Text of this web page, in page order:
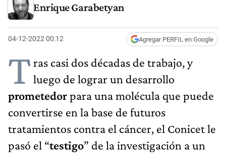
Enrique Garabetyan
04-12-2022 00:12 Agregar PERFIL en Google
Tras casi dos décadas de trabajo, y
luego de lograr un desarrollo
prometedorpara una molécula que puede
convertirse en la base de futuros
tratamientos contra el cáncer, el Conicet le
pasó el “testigo” de la investigación a un